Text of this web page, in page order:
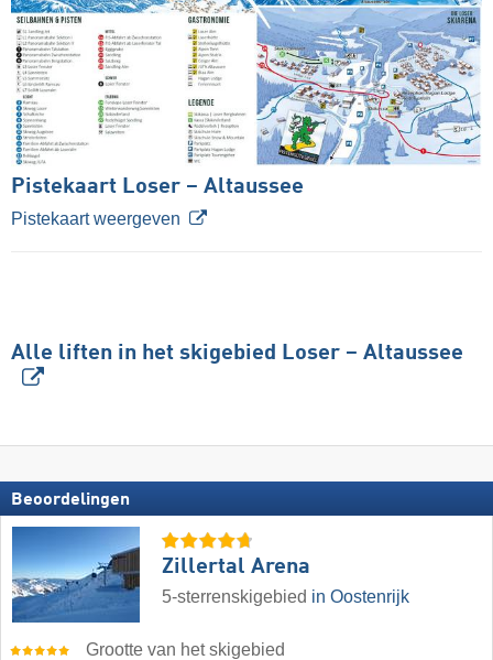
Pistekaart Loser – Altaussee
Pistekaart weergeven
Alle liften in het skigebied Loser – Altaussee
Beoordelingen
Zillertal Arena
5-sterrenskigebied in Oostenrijk
Grootte van het skigebied